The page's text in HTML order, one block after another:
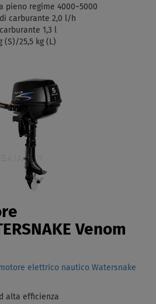
pieno regime 4000~5000
carburante 2,0 l/h
1,3 l
(S)/25,5 kg (L)
Venom
elettrico nautico Watersnake
alta efficienza